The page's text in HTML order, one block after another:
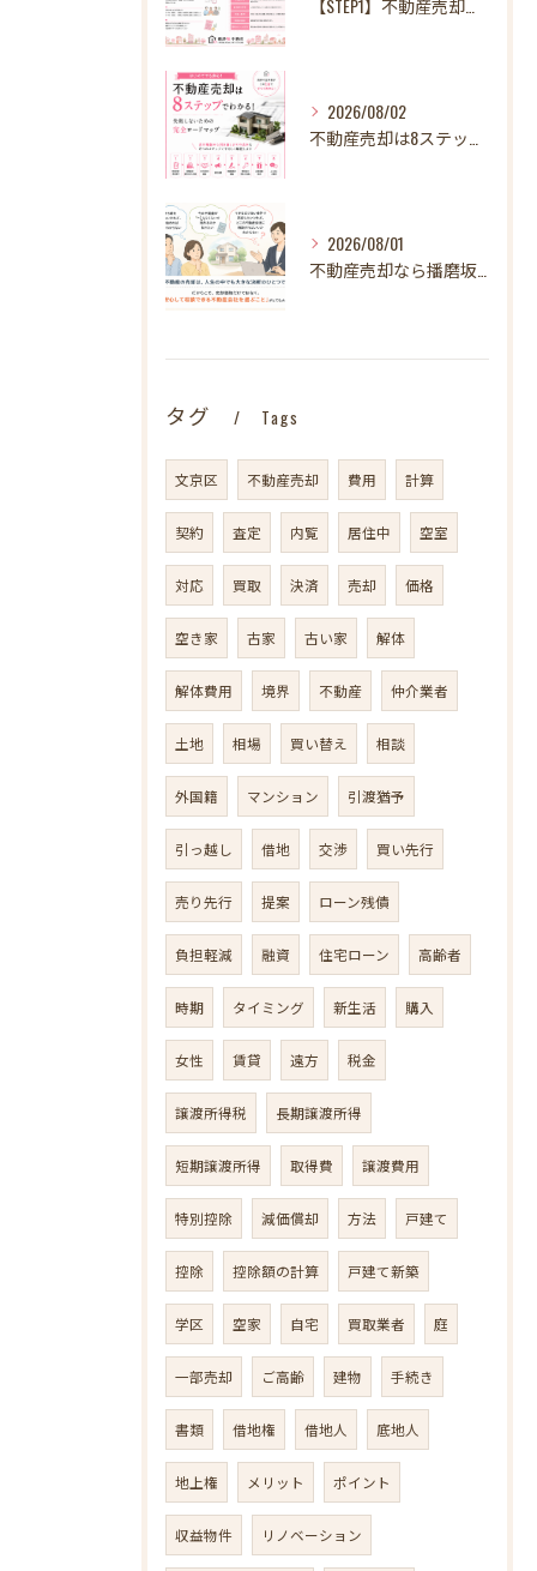
2026/08/02
2026/08/01
タグ Tags
文京区 不動産売却 費用 計算
契約 査定 内覧 居住中 空室
対応 買取 決済 売却 価格
空き家 古家 古い家 解体
解体費用 境界 不動産 仲介業者
土地 相場 買い替え 相談
外国籍 マンション 引渡猶予
引っ越し 借地 交渉 買い先行
売り先行 提案 ローン残債
負担軽減 融資 住宅ローン 高齢者
時期 タイミング 新生活 購入
女性 賃貸 遠方 税金
譲渡所得税 長期譲渡所得
短期譲渡所得 取得費 譲渡費用
特別控除 減価償却 方法 戸建て
控除 控除額の計算 戸建て新築
学区 空家 自宅 買取業者 庭
一部売却 ご高齢 建物 手続き
書類 借地権 借地人 底地人
地上権 メリット ポイント
収益物件 リノベーション